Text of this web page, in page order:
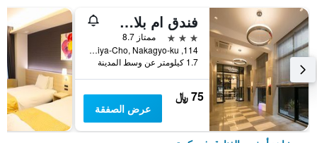
فندق ام بلاس شيجاو أوميا
3 نجوم
ممتاز 8.7
114, Nishikiomiya-Cho, Nakagyo-ku, كيوتو, اليابان
1.7 كيلومتر عن وسط المدينة
75 ﷼
عرض الصفقة